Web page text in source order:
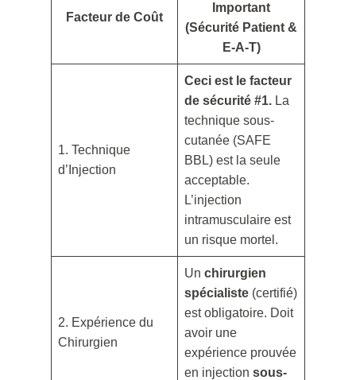
Facteur de Coût
Important
(Sécurité Patient &
E-A-T)
1. Technique
d’Injection
Ceci est le facteur
de sécurité #1. La
technique sous-
cutanée (SAFE
BBL) est la seule
acceptable.
L’injection
intramusculaire est
un risque mortel.
2. Expérience du
Chirurgien
Un chirurgien
spécialiste (certifié)
est obligatoire. Doit
avoir une
expérience prouvée
en injection sous-